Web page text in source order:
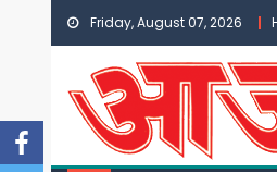
Skip
content
Friday, August 07, 2026